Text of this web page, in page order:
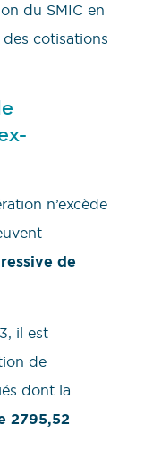
du SMIC en
cotisations
n’excède
de
il est
de
dont la
2795,52